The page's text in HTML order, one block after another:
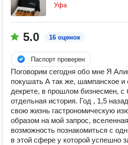
Уфа
5.0 16 оценок
Паспорт проверен
Поговорим сегодня обо мне Я
покушать А так же, шампанское
декрете, в прошлом бизнесмен,
отдельная история. Год , 1,5
свою жизнь гастрономическую
образом на мой запрос,
возможность познакомиться с
в этой сфере у которой успешно